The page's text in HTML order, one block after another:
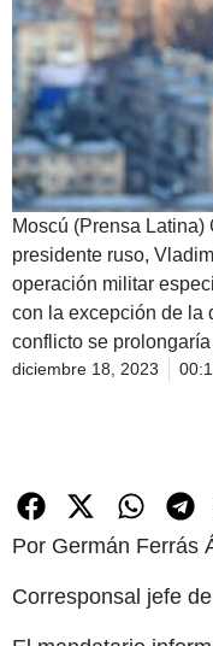
Moscú (Prensa Latina)
presidente ruso,
operación militar
con la excepción de la
conflicto se
diciembre 18, 2023
Por Germán Ferrás
Corresponsal jefe